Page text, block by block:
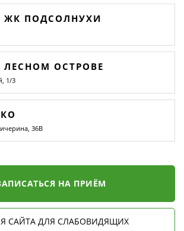
ЖК ПОДСОЛНУХИ
ОСТРОВЕ
1/3
36В
НА ПРИЁМ
САЙТА ДЛЯ СЛАБОВИДЯЩИХ